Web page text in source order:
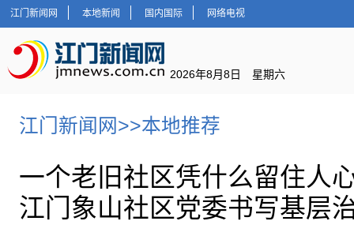
江门新闻网 本地新闻 国内国际 网络电视
2026年8月8日 星期六
江门新闻网 >>本地推荐
一个老旧社区凭什么留住人
江门象山社区党委书写基层